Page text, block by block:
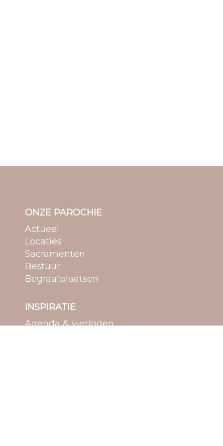
ONZE PAROCHIE
Actueel
Locaties
Sacramenten
Bestuur
Begraafplaatsen
INSPIRATIE
Agenda & vieringen